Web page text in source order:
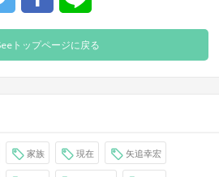
トップページに戻る
家族 現在 矢追幸宏